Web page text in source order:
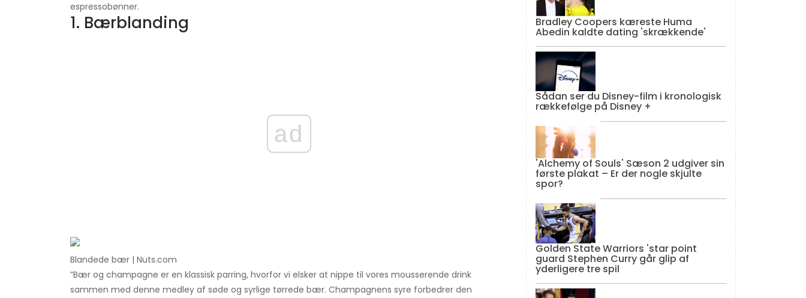
espressobønner.
1. Bærblanding
ad
Blandede bær | Nuts.com
”Bær og champagne er en klassisk parring, hvorfor vi elsker at nippe til vores mousserende drink
sammen med denne medley af søde og syrlige tørrede bær. Champagnens syre forbedrer den
Bradley Coopers kæreste Huma
Abedin kaldte dating 'skrækkende'
Sådan ser du Disney-film i kronologisk
rækkefølge på Disney +
'Alchemy of Souls' Sæson 2 udgiver sin
første plakat – Er der nogle skjulte
spor?
Golden State Warriors 'star point
guard Stephen Curry går glip af
yderligere tre spil